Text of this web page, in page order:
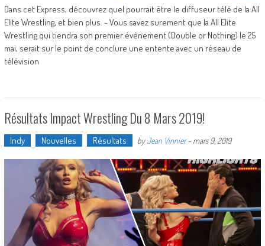
Dans cet Express, découvrez quel pourrait être le diffuseur télé de la All
Elite Wrestling, et bien plus. - Vous savez surement que la All Elite
Wrestling qui tiendra son premier événement (Double or Nothing) le 25
mai, serait sur le point de conclure une entente avec un réseau de
télévision
Résultats Impact Wrestling Du 8 Mars 2019!
Indy Nouvelles Résultats byJean Vinnier- mars 9, 2019